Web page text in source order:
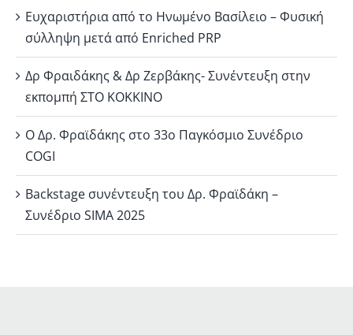
Ευχαριστήρια από το Ηνωμένο Βασίλειο – Φυσική
σύλληψη μετά από Enriched PRP
Δρ Φραιδάκης & Δρ Ζερβάκης- Συνέντευξη στην
εκπομπή ΣΤΟ ΚΟΚΚΙΝΟ
Ο Δρ. Φραϊδάκης στο 33ο Παγκόσμιο Συνέδριο
COGI
Backstage συνέντευξη του Δρ. Φραϊδάκη –
Συνέδριο SIMA 2025